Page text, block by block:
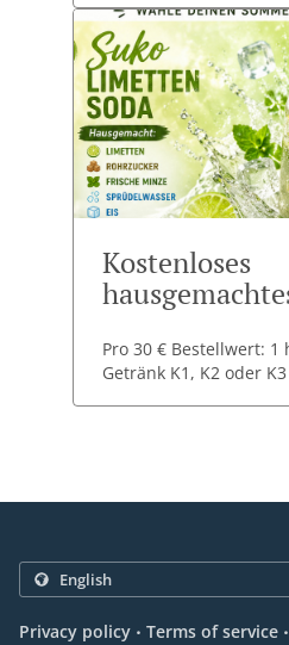
Kostenloses
Pro 30 € Bestellwert: 1
Getränk K1, K2 oder
Privacy policy . Terms of service .